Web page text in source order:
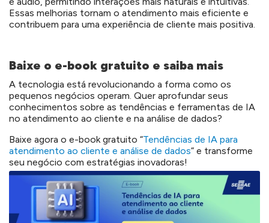
Essas melhorias tornam o atendimento mais eficiente e
contribuem para uma experiência de cliente mais positiva.
Baixe o e-book gratuito e saiba mais
A tecnologia está revolucionando a forma como os
pequenos negócios operam. Quer aprofundar seus
conhecimentos sobre as tendências e ferramentas de IA
no atendimento ao cliente e na análise de dados?
Baixe agora o e-book gratuito “Tendências de IA para
atendimento ao cliente e análise de dados” e transforme
seu negócio com estratégias inovadoras!